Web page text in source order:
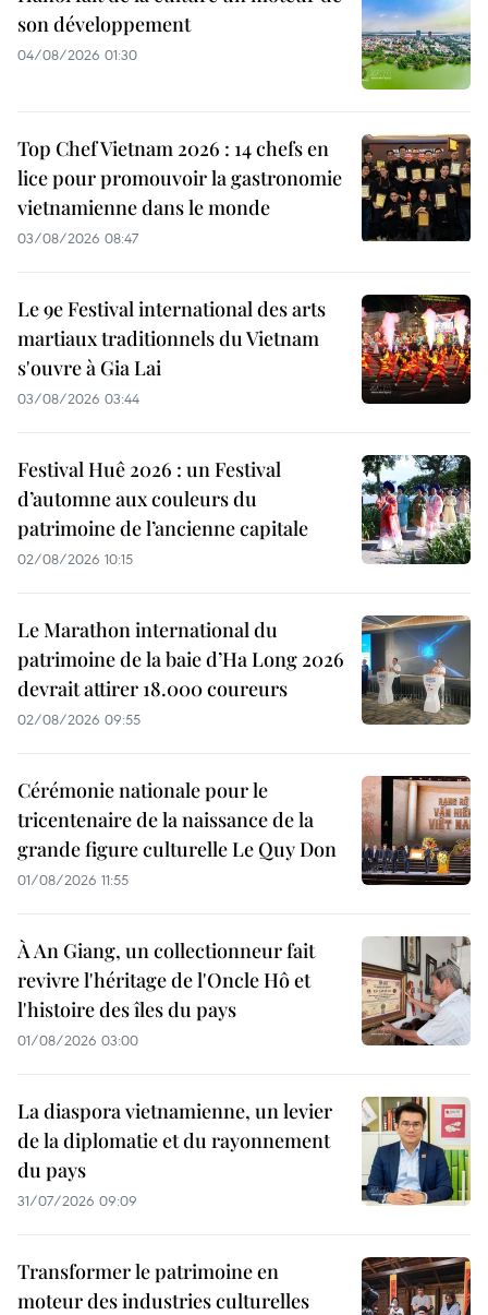
son développement
04/08/2026 01:30
Top Chef Vietnam 2026 : 14 chefs en
lice pour promouvoir la gastronomie
vietnamienne dans le monde
03/08/2026 08:47
Le 9e Festival international des arts
martiaux traditionnels du Vietnam
s'ouvre à Gia Lai
03/08/2026 03:44
Festival Huê 2026 : un Festival
d’automne aux couleurs du
patrimoine de l’ancienne capitale
02/08/2026 10:15
Le Marathon international du
patrimoine de la baie d’Ha Long 2026
devrait attirer 18.000 coureurs
02/08/2026 09:55
Cérémonie nationale pour le
tricentenaire de la naissance de la
grande figure culturelle Le Quy Don
01/08/2026 11:55
À An Giang, un collectionneur fait
revivre l'héritage de l'Oncle Hô et
l'histoire des îles du pays
01/08/2026 03:00
La diaspora vietnamienne, un levier
de la diplomatie et du rayonnement
du pays
31/07/2026 09:09
Transformer le patrimoine en
moteur des industries culturelles